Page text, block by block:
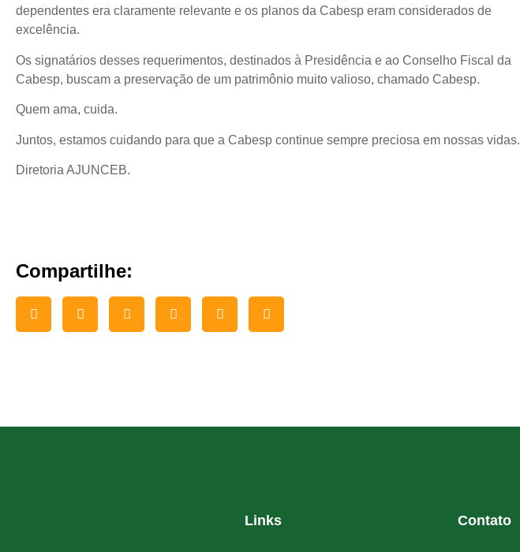
dependentes era claramente relevante e os planos da Cabesp eram considerados de
excelência.
Os signatários desses requerimentos, destinados à Presidência e ao Conselho Fiscal da
Cabesp, buscam a preservação de um patrimônio muito valioso, chamado Cabesp.
Quem ama, cuida.
Juntos, estamos cuidando para que a Cabesp continue sempre preciosa em nossas vidas.
Diretoria AJUNCEB.
Compartilhe:
Links Contato